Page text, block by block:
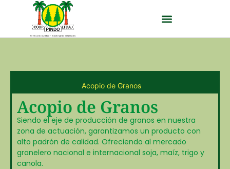
Acopio de Granos
Acopio de Granos
Siendo el eje de producción de granos en nuestra
zona de actuación, garantizamos un producto con
alto padrón de calidad. Ofreciendo al mercado
granelero nacional e internacional soja, maíz, trigo y
canola.